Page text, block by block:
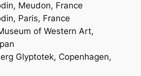
Meudon, France
Paris, France
of Western Art,
Glyptotek, Copenhagen,